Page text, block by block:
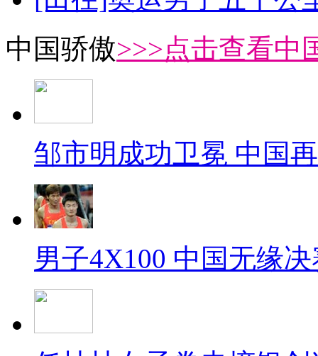
中国骄傲>>>点击查看中
邹市明成功卫冕 中国
男子4X100 中国无缘